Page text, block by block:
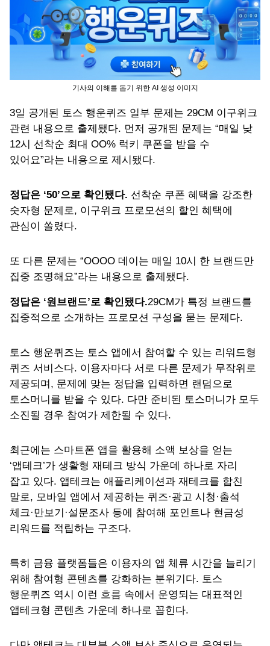
기사의 이해를 돕기 위한 AI 생성 이미지
3일 공개된 토스 행운퀴즈 일부 문제는 29CM 이구위크
관련 내용으로 출제됐다. 먼저 공개된 문제는 “매일 낮
12시 선착순 최대 OO% 럭키 쿠폰을 받을 수
있어요”라는 내용으로 제시됐다.
정답은 ‘50’으로 확인됐다. 선착순 쿠폰 혜택을 강조한
숫자형 문제로, 이구위크 프로모션의 할인 혜택에
관심이 쏠렸다.
또 다른 문제는 “OOOO 데이는 매일 10시 한 브랜드만
집중 조명해요”라는 내용으로 출제됐다.
정답은 ‘원브랜드’로 확인됐다.29CM가 특정 브랜드를
집중적으로 소개하는 프로모션 구성을 묻는 문제다.
토스 행운퀴즈는 토스 앱에서 참여할 수 있는 리워드형
퀴즈 서비스다. 이용자마다 서로 다른 문제가 무작위로
제공되며, 문제에 맞는 정답을 입력하면 랜덤으로
토스머니를 받을 수 있다. 다만 준비된 토스머니가 모두
소진될 경우 참여가 제한될 수 있다.
최근에는 스마트폰 앱을 활용해 소액 보상을 얻는
‘앱테크’가 생활형 재테크 방식 가운데 하나로 자리
잡고 있다. 앱테크는 애플리케이션과 재테크를 합친
말로, 모바일 앱에서 제공하는 퀴즈·광고 시청·출석
체크·만보기·설문조사 등에 참여해 포인트나 현금성
리워드를 적립하는 구조다.
특히 금융 플랫폼들은 이용자의 앱 체류 시간을 늘리기
위해 참여형 콘텐츠를 강화하는 분위기다. 토스
행운퀴즈 역시 이런 흐름 속에서 운영되는 대표적인
앱테크형 콘텐츠 가운데 하나로 꼽힌다.